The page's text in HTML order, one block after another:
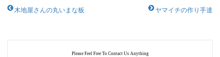
木地屋さんの丸いまな板 ヤマイチの作り手達
Please Feel Free To Contact Us Anything